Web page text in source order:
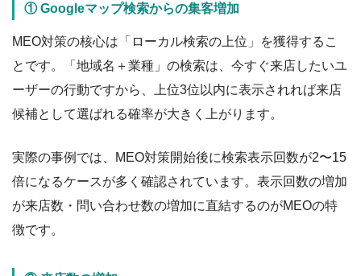
① Googleマップ検索からの集客増加
MEO対策の核心は「ローカル検索の上位」を獲得するこ
とです。「地域名＋業種」の検索は、今すぐ来店したいユ
ーザーの行動ですから、上位3位以内に表示されれば来店
候補として選ばれる確率が大きく上がります。
実際の事例では、MEO対策開始後に検索表示回数が2〜15
倍になるケースが多く確認されています。表示回数の増加
が来店数・問い合わせ数の増加に直結するのがMEOの特
徴です。